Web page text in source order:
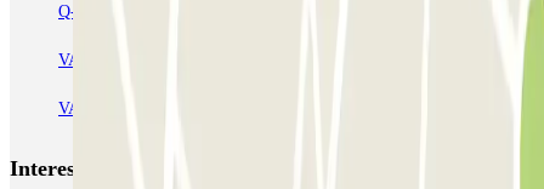
Q-Park Oostpoort
VALET - NEMO Science Museum
VALET - Stadsschouwburg Amsterdam
Interessante plaatsen en evenementen dichtbij ParkBee